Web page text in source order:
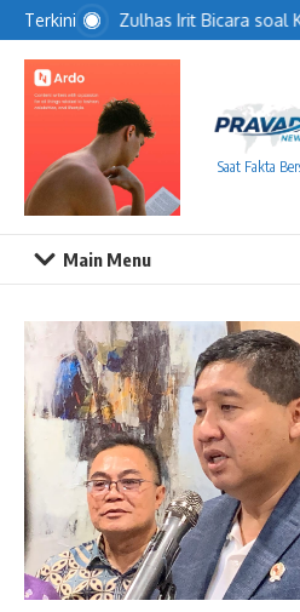
Lewati ke konten
Terkini Zulhas Irit Bicara soal
Saat Fakta
Main Menu